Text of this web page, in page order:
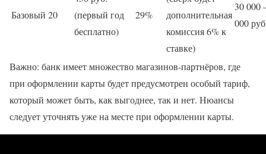
Базовый 20
(первый год
бесплатно)
29%
дополнительная
комиссия 6% к
ставке)
30 000
000
Важно: банк имеет множество магазинов-партнёров, где
при оформлении карты будет предусмотрен особый тариф,
который может быть, как выгоднее, так и нет. Нюансы
следует уточнять уже на месте при оформлении карты.